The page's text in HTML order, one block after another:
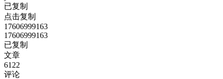
已复制
点击复制
17606999163
17606999163
已复制
文章
6122
评论